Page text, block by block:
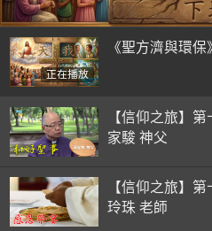
正在播放
《聖方濟與環
【信仰之旅】
家駿 神父
【信仰之旅】
玲珠 老師